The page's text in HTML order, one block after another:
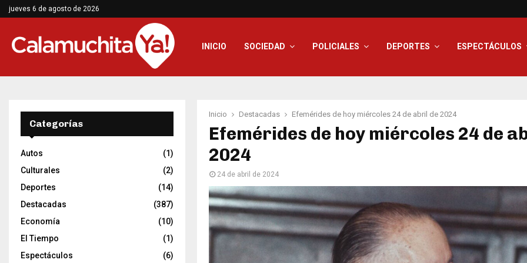
jueves 6 de agosto de 2026
INICIO SOCIEDAD POLICIALES DEPORTES ESPECTÁCULOS
Inicio Destacadas Efemérides de hoy miércoles 24 de abril de 2024
Efemérides de hoy miércoles 24 de
2024
24 de abril de 2024
Categorías
Autos
(1)
Culturales
(2)
Deportes
(14)
Destacadas
(387)
Economía
(10)
El Tiempo
(1)
Espectáculos
(6)